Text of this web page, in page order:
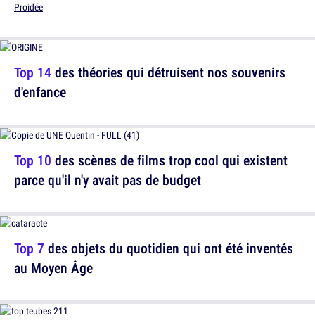
Top 14des théories qui détruisent nos souvenirs
d'enfance
Top 7 des objets du quotidien qui ont été inventés
au Moyen Âge
Proidée
Top 10 des scènes de films trop cool qui existent
parce qu'il n'y avait pas de budget